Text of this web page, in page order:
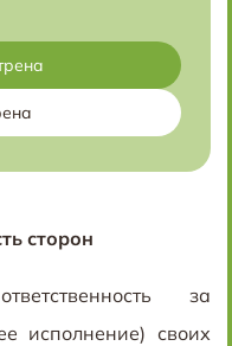
сторон
за
исполнение) своих